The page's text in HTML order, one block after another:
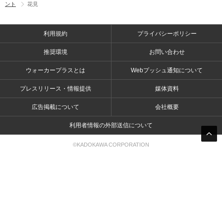
ント
花見
利用規約 プライバシーポリシー
推奨環境 お問い合わせ
ウォーカープラスとは Webプッシュ通知について
プレスリリース・情報提供 媒体資料
広告掲載について 会社概要
利用者情報の外部送信について
©KADOKAWA CORPORATION